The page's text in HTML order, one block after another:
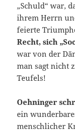
„Schuld“ war,
ihrem Herrn
feierte
Recht, sich
war von der
man sagt nicht
Teufels!
Oehninger
ein
menschlicher